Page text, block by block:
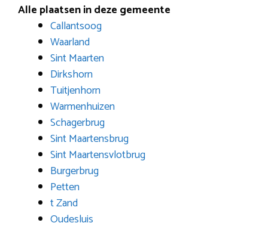
Alle plaatsen in deze gemeente
Callantsoog
Waarland
Sint Maarten
Dirkshorn
Tuitjenhorn
Warmenhuizen
Schagerbrug
Sint Maartensbrug
Sint Maartensvlotbrug
Burgerbrug
Petten
t Zand
Oudesluis